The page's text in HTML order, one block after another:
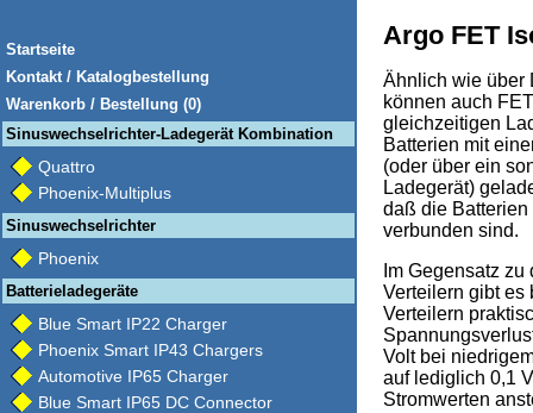
Startseite
Kontakt / Katalogbestellung
Warenkorb / Bestellung (0)
Sinuswechselrichter-Ladegerät Kombination
Quattro
Phoenix-Multiplus
Sinuswechselrichter
Phoenix
Batterieladegeräte
Blue Smart IP22 Charger
Phoenix Smart IP43 Chargers
Automotive IP65 Charger
Blue Smart IP65 DC Connector
Argo FET
Ähnlich wie über
können auch
gleichzeitigen
Batterien mit
(oder über ein
Ladegerät)
daß die
verbunden sind.
Im Gegensatz
Verteilern gibt es
Verteilern
Volt bei
auf lediglich 0,1
Stromwerten